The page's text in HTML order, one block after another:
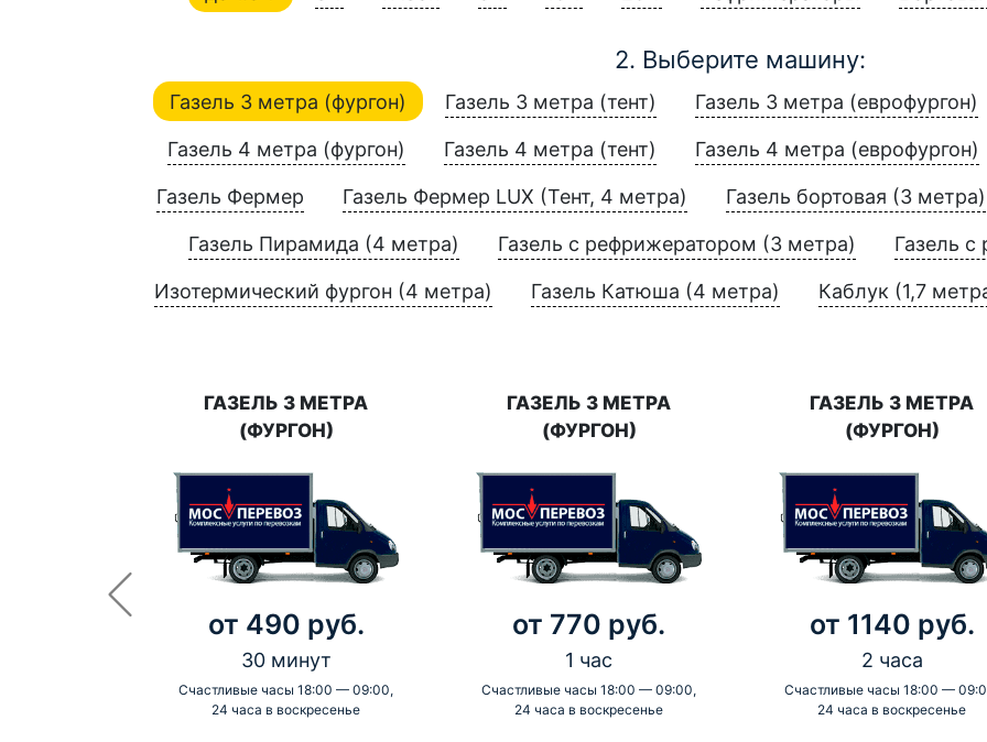
2. Выберите машину:
Газель 3 метра (фургон) Газель 3 метра (тент) Газель 3 метра (еврофургон)
Газель 4 метра (фургон) Газель 4 метра (тент) Газель 4 метра (еврофургон)
Газель Фермер Газель Фермер LUX (Тент, 4 метра) Газель бортовая (3 метра)
Газель Пирамида (4 метра) Газель с рефрижератором (3 метра) Газель
Изотермический фургон (4 метра) Газель Катюша (4 метра) Каблук (1,7
ГАЗЕЛЬ 3 МЕТРА
(ФУРГОН)
от 490 руб.
30 минут
Счастливые часы 18:00 — 09:00,
24 часа в воскресенье
-
ГАЗЕЛЬ 3 МЕТРА
(ФУРГОН)
от 770 руб.
1 час
Счастливые часы 18:00 — 09:00,
24 часа в воскресенье
-
ГАЗЕЛЬ 3 МЕТРА
(ФУРГОН)
от 1140 руб.
2 часа
Счастливые часы 18:00 —
24 часа в воскресенье
-